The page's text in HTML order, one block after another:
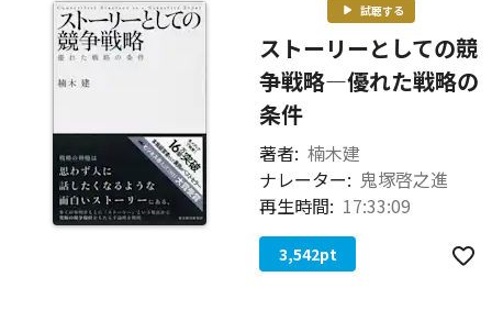
試聴する
ストーリーとしての競
争戦略―優れた戦略の
条件
著者: 楠木建
ナレーター: 鬼塚啓之進
再生時間: 17:33:09
3,542pt